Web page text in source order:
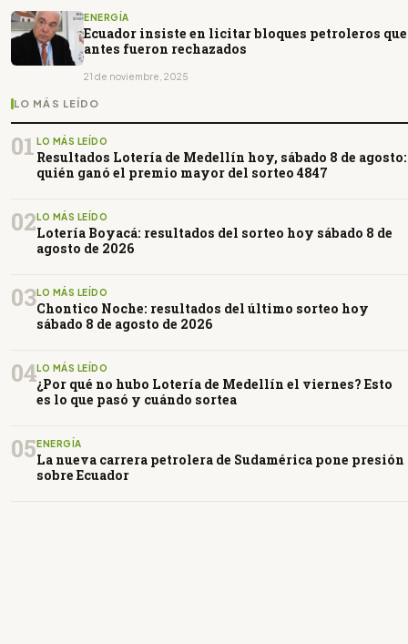
ENERGÍA
Ecuador insiste en licitar bloques petroleros que
antes fueron rechazados
21 de noviembre, 2025
LO MÁS LEÍDO
01 LO MÁS LEÍDO
Resultados Lotería de Medellín hoy, sábado 8 de agosto:
quién ganó el premio mayor del sorteo 4847
02LO MÁS LEÍDO
Lotería Boyacá: resultados del sorteo hoy sábado 8 de
agosto de 2026
03LO MÁS LEÍDO
Chontico Noche: resultados del último sorteo hoy
sábado 8 de agosto de 2026
04LO MÁS LEÍDO
¿Por qué no hubo Lotería de Medellín el viernes? Esto
es lo que pasó y cuándo sortea
05ENERGÍA
La nueva carrera petrolera de Sudamérica pone presión
sobre Ecuador